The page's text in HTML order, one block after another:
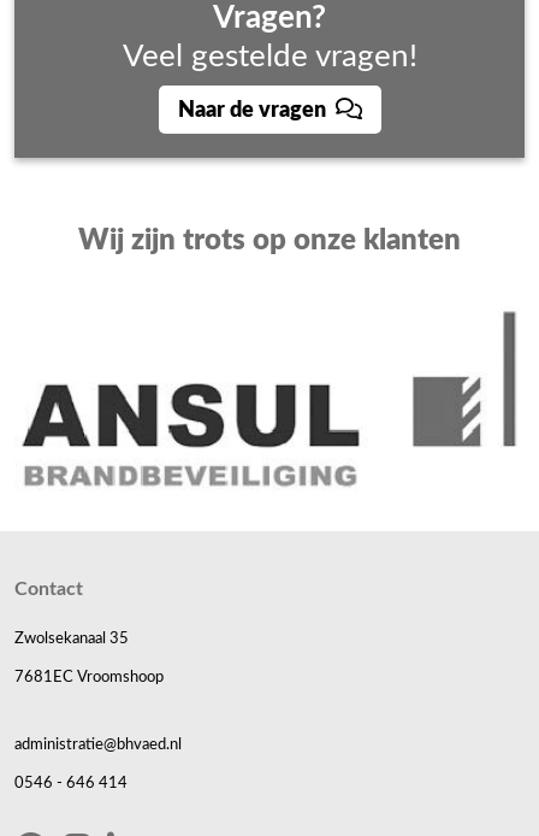
Vragen?
Veel gestelde vragen!
Naar de vragen
Wij zijn trots op onze klanten
Contact
Zwolsekanaal 35
7681EC Vroomshoop
administratie@bhvaed.nl
0546 - 646 414